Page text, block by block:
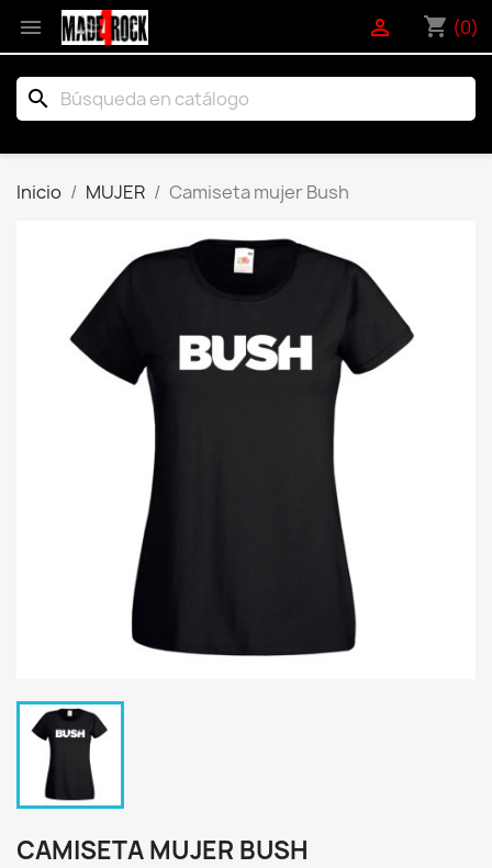
 shopping_cart (0)

search
Inicio MUJER Camiseta mujer Bush
CAMISETA MUJER BUSH